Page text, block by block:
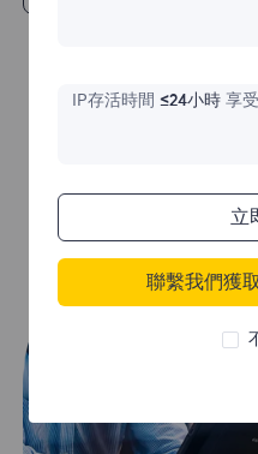
IP存活時間 ≤24小時享受
立
聯繫我們獲